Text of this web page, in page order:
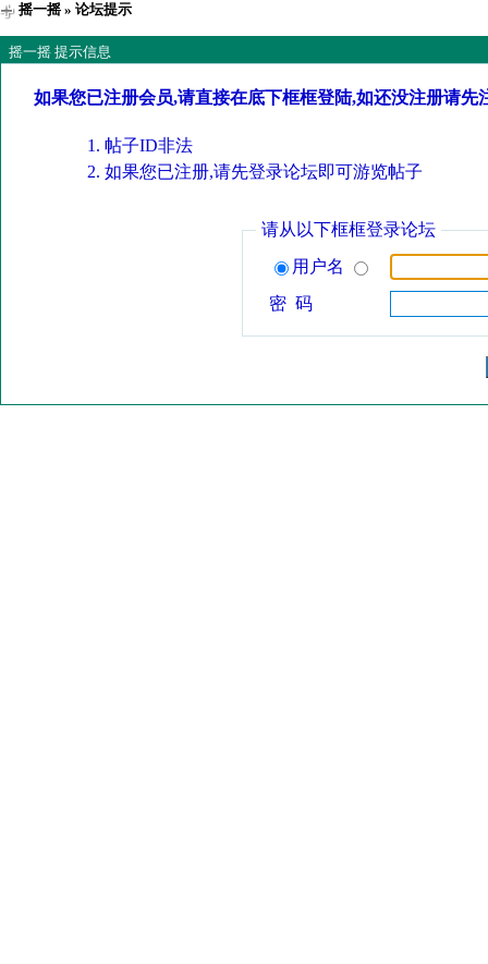
摇一摇» 论坛提示
摇一摇 提示信息
如果您已注册会员,请直接在底下框框登陆,如还没注册请先
帖子ID非法
如果您已注册,请先登录论坛即可游览帖子
请从以下框框登录论坛
用户名
密 码